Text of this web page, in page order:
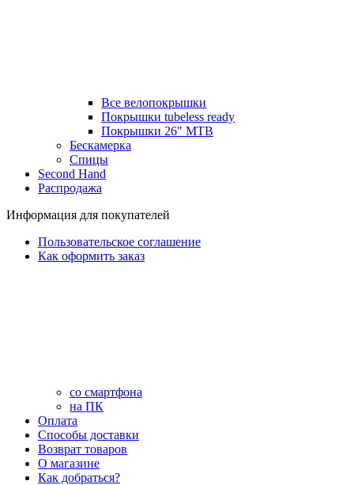
Все велопокрышки
Покрышки tubeless ready
Покрышки 26" MTB
Бескамерка
Спицы
Second Hand
Распродажа
Информация для покупателей
Пользовательское соглашение
Как оформить заказ
со смартфона
на ПК
Оплата
Способы доставки
Возврат товаров
О магазине
Как добраться?